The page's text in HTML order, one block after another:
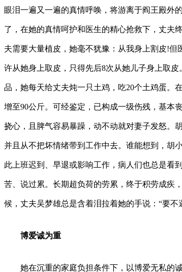
眼泪一遍又一遍的真情呼唤，将游离于阎王殿外
了，在她的真情呵护和医生的精心抢救下，丈夫
夫需要大量植皮，她毫不犹豫：从我身上割皮!
许从她身上取皮，只得先后8次从她儿子身上取
品，她每天给丈夫炖一只土鸡，吃20个土鸡蛋。
增至90公斤。可经鉴定，已构成一级伤残，基本
挠心，且脾气容易暴躁，动不动就对妻子发怒。
并且从不把坏情绪带到工作中去。谁能想到，胡
此上班迟到、早退或影响工作，病人们也总是看
苦、说过累。长期超负荷的劳累，终于积劳成疾
候，丈夫吴梦雄总是含着泪拉着她的手说：“要
博爱诚为重
她在沉重的家庭负担条件下，以博爱无私的诚